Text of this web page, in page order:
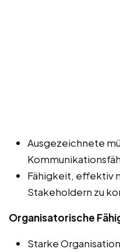
Ausgezeichnete
Fähigkeit, effektiv
Stakeholdern zu
Organisatorische
Starke